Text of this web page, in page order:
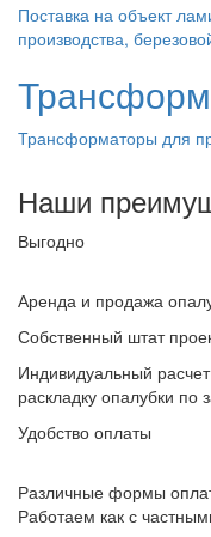
Поставка на объект
производства,
Трансформаторы для
Наши
Выгодно
Аренда и продажа
Собственный штат
Индивидуальный
раскладку опалубки по
Удобство оплаты
Различные формы
Работаем как с